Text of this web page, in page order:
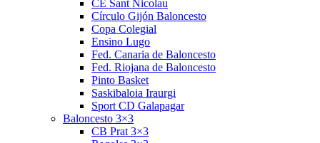
CE Sant Nicolau
Círculo Gijón Baloncesto
Copa Colegial
Ensino Lugo
Fed. Canaria de Baloncesto
Fed. Riojana de Baloncesto
Pinto Basket
Saskibaloia Iraurgi
Sport CD Galapagar
Baloncesto 3×3
CB Prat 3×3